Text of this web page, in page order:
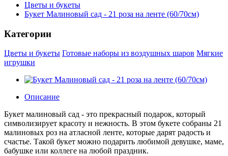
Цветы и букеты
Букет Малиновый сад - 21 роза на ленте (60/70см)
Категории
Цветы и букеты Готовые наборы из воздушных шаров Мягкие
игрушки
Описание
Букет малиновый сад - это прекрасный подарок, который
символизирует красоту и нежность. В этом букете собраны 21
малиновых роз на атласной ленте, которые дарят радость и
счастье. Такой букет можно подарить любимой девушке, маме,
бабушке или коллеге на любой праздник.